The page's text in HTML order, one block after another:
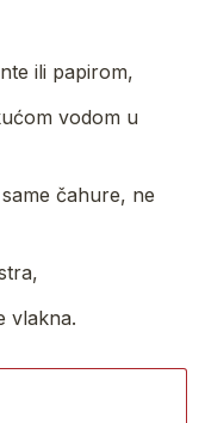
ili papirom,
vodom u
čahure, ne
vlakna.